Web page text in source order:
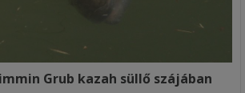
Grub kazah süllő szájában